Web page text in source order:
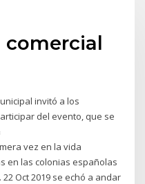
comercial
invitó a los
del evento, que se
vez en la vida
en las colonias españolas
Oct 2019 se echó a andar